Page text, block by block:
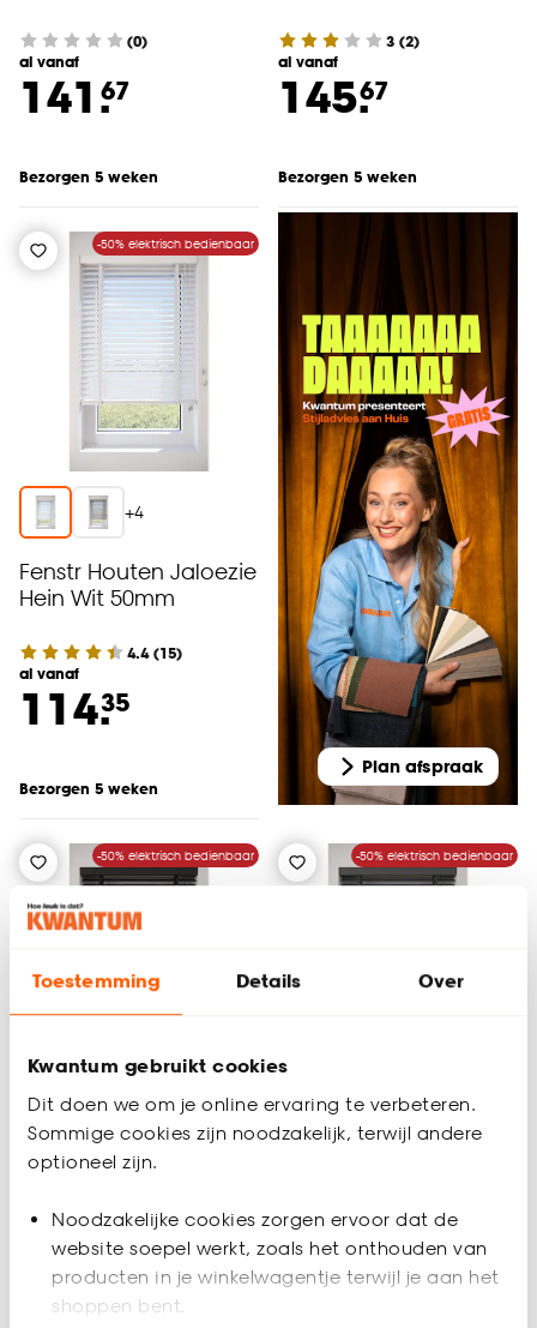
Toestemming Details Over
Kwantum gebruikt cookies
Dit doen we om je online ervaring te verbeteren.
Sommige cookies zijn noodzakelijk, terwijl andere
optioneel zijn.
Noodzakelijke cookies zorgen ervoor dat de
website soepel werkt, zoals het onthouden van
producten in je winkelwagentje terwijl je aan het
shoppen bent.
(0)
al vanaf
141.67
Bezorgen 5 weken
3 (2)
al vanaf
145.67
Bezorgen 5 weken
-50% elektrisch bedienbaar
+4
Fenstr Houten Jaloezie
Hein Wit 50mm
4.4(15)
al vanaf
114.35
Bezorgen 5 weken
Plan afspraak
-50% elektrisch bedienbaar
Hein Zwart 50mm
al vanaf
55
-50% elektrisch bedienbaar
4
Hein Antraciet 50mm
al vanaf